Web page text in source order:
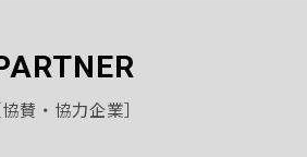
協賛・協力企業］